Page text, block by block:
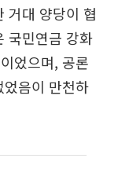
거대 양당이 협
국민연금 강화
었으며, 공론
음이 만천하